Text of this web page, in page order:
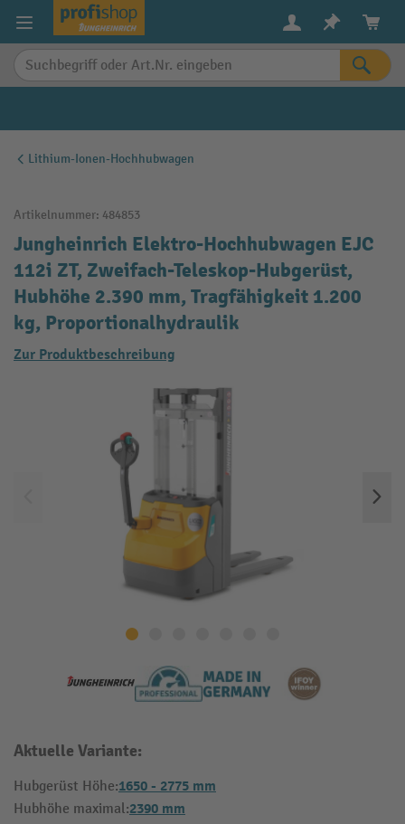
springen
Lithium-Ionen-Hochhubwagen
Artikelnummer: 484853
Jungheinrich Elektro-Hochhubwagen EJC
112i ZT, Zweifach-Teleskop-Hubgerüst,
Hubhöhe 2.390 mm, Tragfähigkeit 1.200
kg, Proportionalhydraulik
Zur Produktbeschreibung
Aktuelle Variante:
Hubgerüst Höhe:1650 - 2775 mm
Hubhöhe maximal:2390 mm